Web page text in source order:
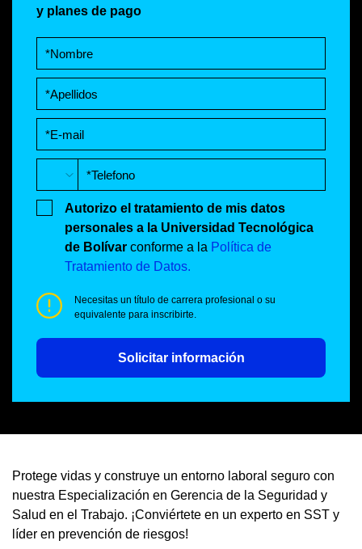
y planes de pago
Autorizo el tratamiento de mis datos
personales a la Universidad Tecnológica
de Bolívar conforme a la Política de
Tratamiento de Datos.
Necesitas un título de carrera profesional o su
equivalente para inscribirte.
Solicitar información
Protege vidas y construye un entorno laboral seguro con
nuestra Especialización en Gerencia de la Seguridad y
Salud en el Trabajo. ¡Conviértete en un experto en SST y
líder en prevención de riesgos!